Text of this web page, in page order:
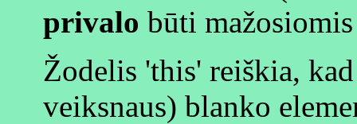
privalo būti
Žodelis 'this' reiškia,
veiksnaus) blanko